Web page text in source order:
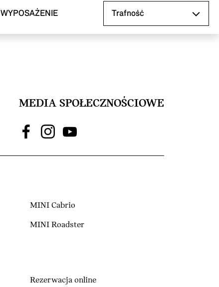
WYPOSAŻENIE
MEDIA SPOŁECZNOŚCIOWE
MINI Cabrio
MINI Roadster
Rezerwacja online